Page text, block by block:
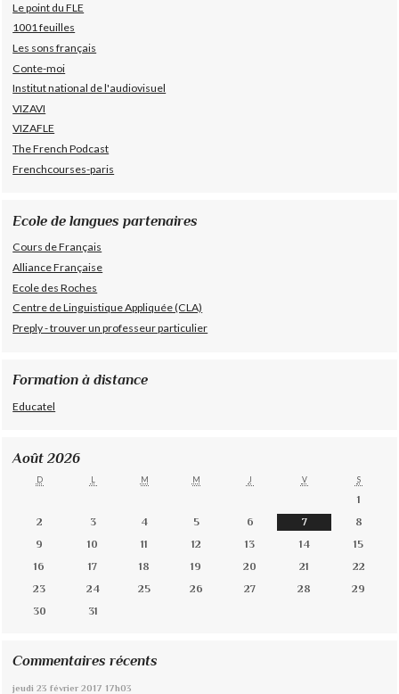
Le point du FLE
1001 feuilles
Les sons français
Conte-moi
Institut national de l'audiovisuel
VIZAVI
VIZAFLE
The French Podcast
Frenchcourses-paris
Ecole de langues partenaires
Cours de Français
Alliance Française
Ecole des Roches
Centre de Linguistique Appliquée (CLA)
Preply - trouver un professeur particulier
Formation à distance
Educatel
Août 2026
D L M M J V S
1
2
3 4 5 6 7
8
9
10 11 12 13 14
15
16
17 18 19 20 21
22
23
24 25 26 27 28
29
30
31
Commentaires récents
jeudi 23 février 2017 17h03